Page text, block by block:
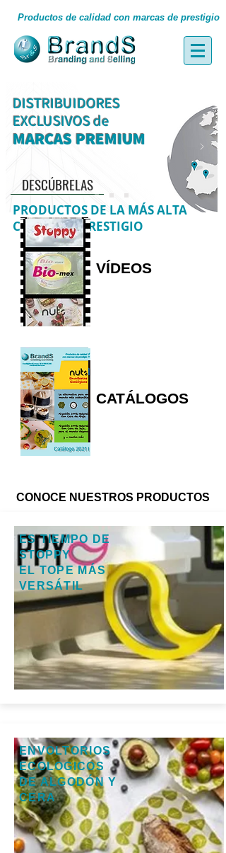
Productos de calidad con marcas de prestigio
DISTRIBUIDORES
EXCLUSIVOS de
MARCAS PREMIUM
DESCÚBRELAS
PRODUCTOS DE LA MÁS ALTA
CALIDAD Y PRESTIGIO
VÍDEOS
CATÁLOGOS
CONOCE NUESTROS PRODUCTOS
ES TIEMPO DE
STOPPY
EL TOPE MÁS
VERSÁTIL
ENVOLTORIOS
ECOLOGICOS
DE ALGODÓN Y
CERA